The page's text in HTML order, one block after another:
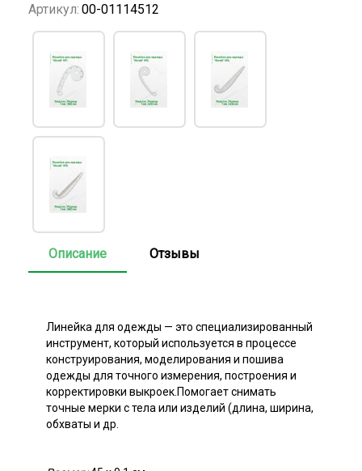
Артикул: 00-01114512
Описание Отзывы
Линейка для одежды — это специализированный
инструмент, который используется в процессе
конструирования, моделирования и пошива
одежды для точного измерения, построения и
корректировки выкроек.Помогает снимать
точные мерки с тела или изделий (длина, ширина,
обхваты и др.